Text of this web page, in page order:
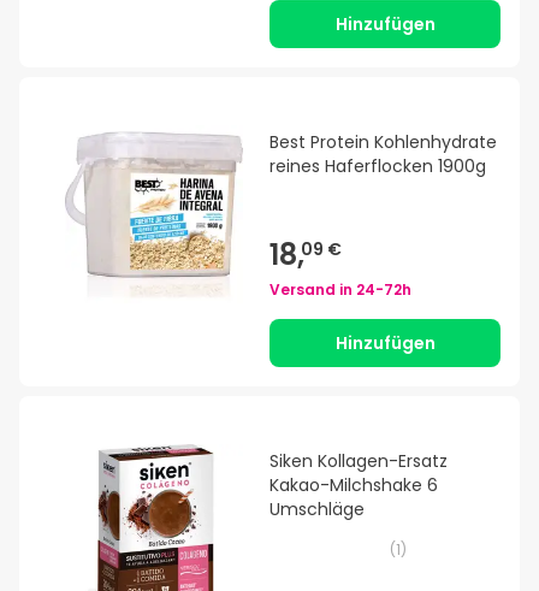
Hinzufügen
Best Protein Kohlenhydrate
reines Haferflocken 1900g
18,09 €
Versand in 24-72h
Hinzufügen
Siken Kollagen-Ersatz
Kakao-Milchshake 6
Umschläge
(1)